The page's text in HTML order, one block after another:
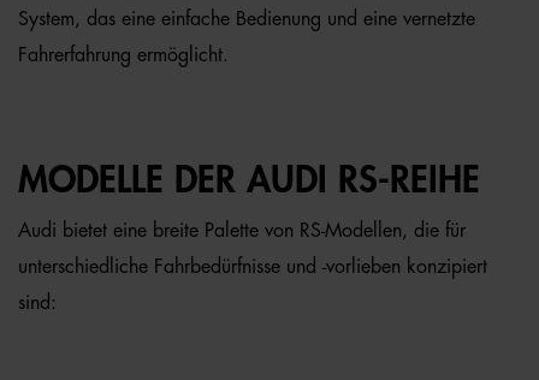
System, das eine einfache Bedienung und eine vernetzte
Fahrerfahrung ermöglicht.
MODELLE DER AUDI RS-REIHE
Audi bietet eine breite Palette von RS-Modellen, die für
unterschiedliche Fahrbedürfnisse und -vorlieben konzipiert
sind: